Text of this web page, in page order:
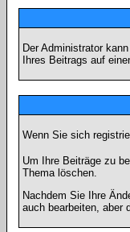
Der Administrator
Ihres Beitrags auf
Wenn Sie sich
Um Ihre Beiträge zu
Thema löschen.
Nachdem Sie Ihre
auch bearbeiten, aber